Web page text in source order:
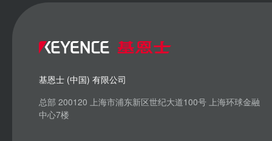
基恩士 (中国) 有限公司
总部 200120 上海市浦东新区世纪大道100号 上海环球金融
中心7楼